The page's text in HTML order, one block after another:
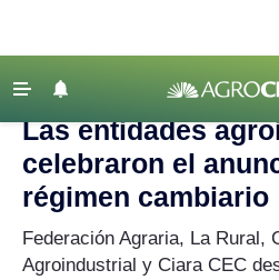
Agricultura
Ganadería
Lechería
Tecnología
‹ VOLVER
Agroclave Actualidad | La
Las entidades
celebraron el
régimen cambiario
Federación Agraria, La Rural,
Agroindustrial y Ciara CEC